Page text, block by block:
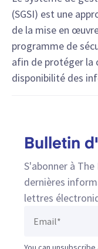
(SGSI) est une
de la mise en
programme de
afin de protéger
disponibilité des
Bulletin
S'abonner à
dernières
lettres